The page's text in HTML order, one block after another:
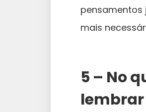
pensamentos
mais
5 – No